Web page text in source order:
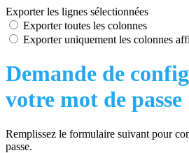
Exporter les lignes sélectionnées
Exporter toutes les colonnes
Exporter uniquement les colonnes
Demande de
votre mot de passe
Remplissez le formulaire suivant pour
passe.